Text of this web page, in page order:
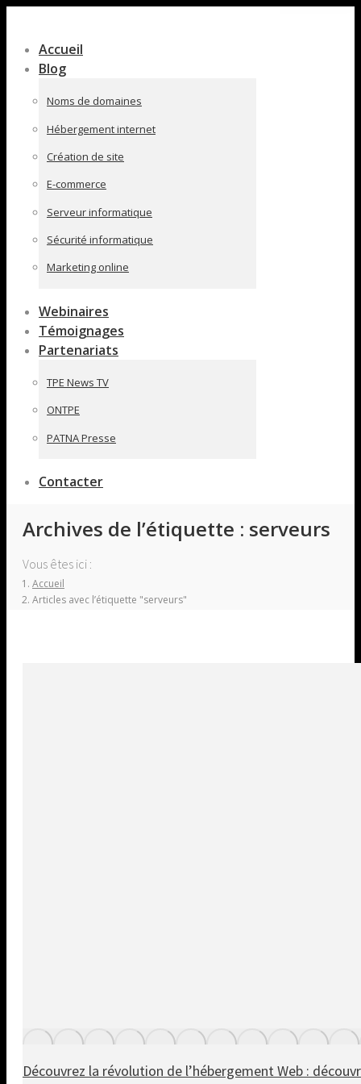
pleine
largeur
Accueil
Blog
Noms de domaines
Hébergement internet
Création de site
E-commerce
Serveur informatique
Sécurité informatique
Marketing online
Webinaires
Témoignages
Partenariats
TPE News TV
ONTPE
PATNA Presse
Contacter
Archives de l’étiquette : serveurs
Vous êtes ici :
Accueil
Articles avec l’étiquette "serveurs"
Découvrez la révolution de l’hébergement Web :